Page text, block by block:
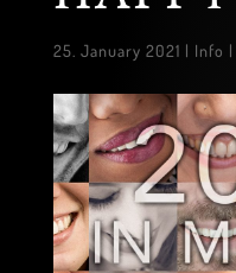
25. January 2021 | Info |